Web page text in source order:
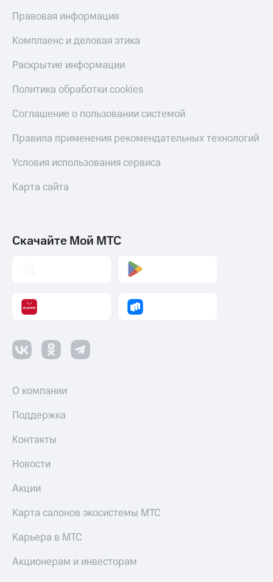
Правовая информация
Комплаенс и деловая этика
Раскрытие информации
Политика обработки cookies
Соглашение о пользовании системой
Правила применения рекомендательных технологий
Условия использования сервиса
Карта сайта
Скачайте Мой МТС
О компании
Поддержка
Контакты
Новости
Акции
Карта салонов экосистемы МТС
Карьера в МТС
Акционерам и инвесторам